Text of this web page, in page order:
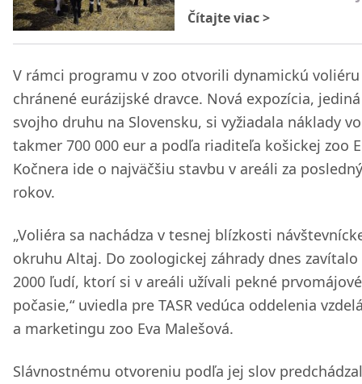
Čítajte viac>
V rámci programu v zoo otvorili dynamickú
chránené eurázijské dravce. Nová expozícia, jediná
svojho druhu na Slovensku, si vyžiadala náklady
takmer 700 000 eur a podľa riaditeľa košickej zoo
Kočnera ide o najväčšiu stavbu v areáli za
rokov.
„Voliéra sa nachádza v tesnej blízkosti
okruhu Altaj. Do zoologickej záhrady dnes
2000 ľudí, ktorí si v areáli užívali pekné prvomájové
počasie,“ uviedla pre TASR vedúca oddelenia
a marketingu zoo Eva Malešová.
Slávnostnému otvoreniu podľa jej slov